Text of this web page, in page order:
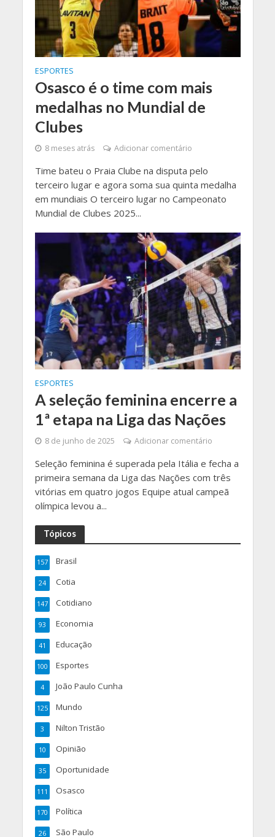
ESPORTES
Osasco é o time com mais
medalhas no Mundial de
Clubes
8 meses atrás Adicionar comentário
Time bateu o Praia Clube na disputa pelo
terceiro lugar e agora soma sua quinta medalha
em mundiais O terceiro lugar no Campeonato
Mundial de Clubes 2025...
ESPORTES
A seleção feminina encerre a
1ª etapa na Liga das Nações
8 de junho de 2025 Adicionar comentário
Seleção feminina é superada pela Itália e fecha a
primeira semana da Liga das Nações com três
vitórias em quatro jogos Equipe atual campeã
olímpica levou a...
Tópicos
Brasil
157
Cotia
24
Cotidiano
147
Economia
93
Educação
41
Esportes
100
João Paulo Cunha
4
Mundo
125
Nilton Tristão
3
Opinião
10
Oportunidade
35
Osasco
111
Política
170
São Paulo
26